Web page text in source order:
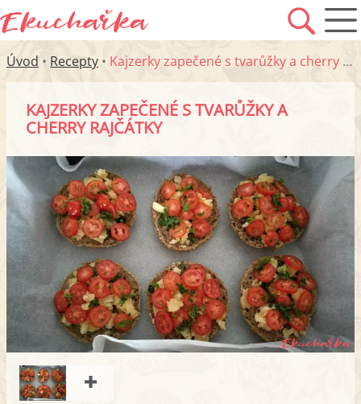
Úvod • Recepty • Kajzerky zapečené s tvarůžky a cherry rajčátky
KAJZERKY ZAPEČENÉ S TVARŮŽKY A
CHERRY RAJČÁTKY